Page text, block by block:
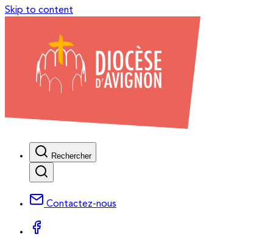
Skip to content
Rechercher
Contactez-nous